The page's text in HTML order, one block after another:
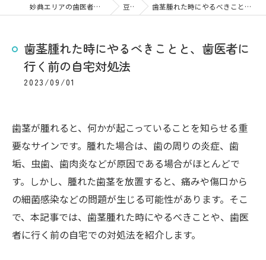
妙典エリアの歯医者なら妙典歯科Nクリニック 豆知識 歯茎腫れた時にやるべきことと、歯医者に行く前の自宅対処法
歯茎腫れた時にやるべきことと、歯医者に
行く前の自宅対処法
2023/09/01
歯茎が腫れると、何かが起こっていることを知らせる重
要なサインです。腫れた場合は、歯の周りの炎症、歯
垢、虫歯、歯肉炎などが原因である場合がほとんどで
す。しかし、腫れた歯茎を放置すると、痛みや傷口から
の細菌感染などの問題が生じる可能性があります。そこ
で、本記事では、歯茎腫れた時にやるべきことや、歯医
者に行く前の自宅での対処法を紹介します。